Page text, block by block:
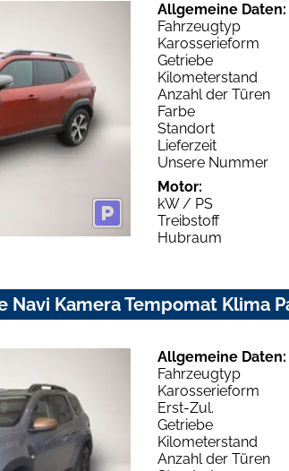
Allgemeine Daten:
Fahrzeugtyp
Karosserieform
Getriebe
Kilometerstand
Anzahl der Türen
Farbe
Standort
Lieferzeit
Unsere Nummer
Motor:
kW / PS
Treibstoff
Hubraum
Navi Kamera Tempomat Klima
Allgemeine Daten:
Fahrzeugtyp
Karosserieform
Erst-Zul.
Getriebe
Kilometerstand
Anzahl der Türen